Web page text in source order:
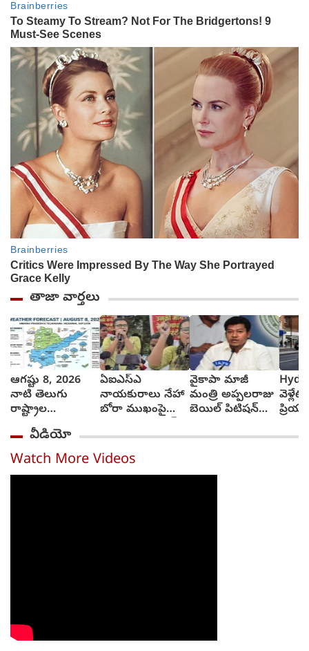
తాజా వార్తలు
ఆగష్టు 8, 2026
నాటి తెలుగు
రాష్ట్రాల
వాతావరణ సూచన
ఎలా వుందంటే..?
ఏఐఎస్ఎ
నాయకురాలు నేహా
బోరా ముఖంపై
మంతర్ కాదంటూ...
వైకాపా మాజీ
మంత్రి అప్పలరాజు
బెయిల్ పిటిషన్‌
వీడియో
Watch More Videos